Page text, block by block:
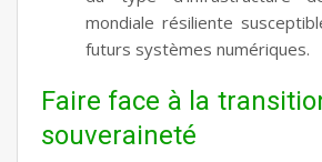
mondiale résiliente
futurs systèmes numériques.
Faire face à la
souveraineté